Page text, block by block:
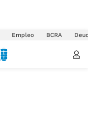
Empleo BCRA